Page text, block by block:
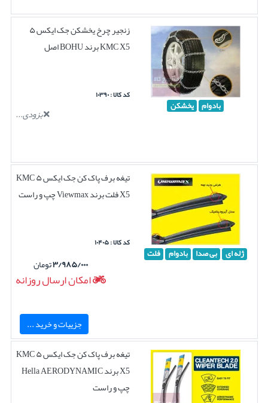
بادوام یخشکن
زنجیر چرخ یخشکن جک ایکس ۵
KMC X5 برند BOHU اصل
کد کالا : ۱۰۳۹۰
بزودی...
ژله ای بی صدا بادوام فلت
تیغه برف پاک کن جک ایکس ۵ KMC
X5 فلت برند Viewmax چپ و راست
کد کالا : ۱۰۴۰۵
۳/۹۸۵/۰۰۰تومان
امکان ارسال روزانه
جزییات و خرید ...
تیغه برف پاک کن جک ایکس ۵ KMC
X5 برند Hella AERODYNAMIC
چپ و راست